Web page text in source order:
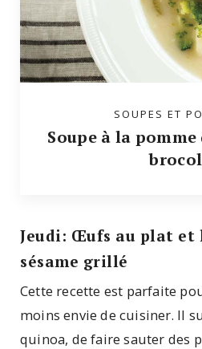
SOUPES ET
Soupe à la
Jeudi: Œufs au plat et
sésame grillé
Cette recette est parfaite
moins envie de cuisiner. Il
quinoa, de faire sauter des